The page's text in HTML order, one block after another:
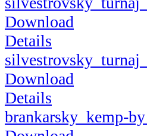
Download
Details
Download
Details
brankarsky_kemp-